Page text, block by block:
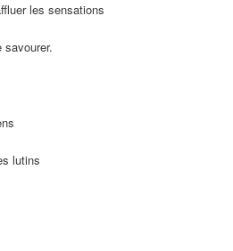
les sensations
savourer.
lutins